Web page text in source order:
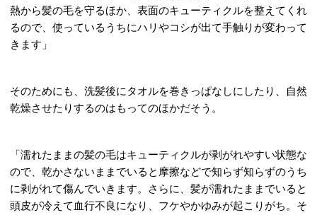
熱から髪の毛を守るほか、表面のキューティクルを整えてくれ
るので、使っているうちにハリやコシが出て手触りが変わって
きます」
そのためにも、洗髪後にタオルを巻きっぱなしにしたり、自然
乾燥させたりするのはもってのほかだそう。
「濡れたままの髪の毛はキューティクルが剥がれやすい状態な
ので、乾かさないままでいると摩擦などで知らず知らずのうち
に剥がれて傷んでいきます。さらに、髪が濡れたままでいると
頭皮が冷えて血行不良になり、フケやかゆみが起こりがち。そ